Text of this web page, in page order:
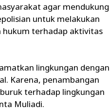
agar mendukung
untuk melakukan
hukum terhadap aktivitas
lingkungan dengan
Karena, penambangan
terhadap lingkungan
Muliadi.